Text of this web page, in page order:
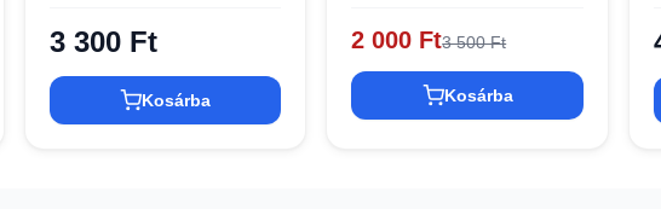
3 300 Ft
Kosárba
2 000 Ft3 500 Ft
Kosárba